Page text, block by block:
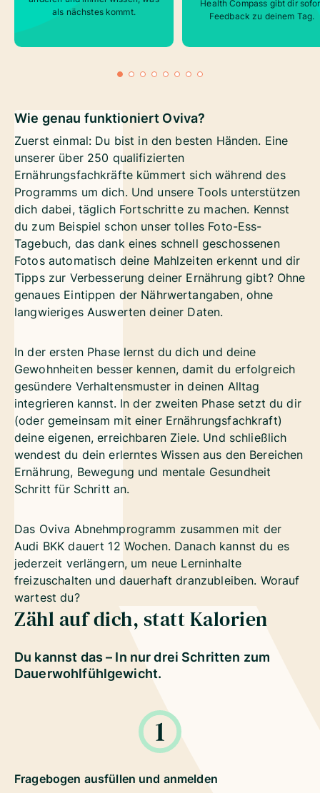
als nächstes kommt.
Health Compass gibt dir
Feedback zu deinem Tag.
Wie genau funktioniert Oviva?
Zuerst einmal: Du bist in den besten Händen. Eine
unserer über 250 qualifizierten
Ernährungsfachkräfte kümmert sich während des
Programms um dich. Und unsere Tools unterstützen
dich dabei, täglich Fortschritte zu machen. Kennst
du zum Beispiel schon unser tolles Foto-Ess-
Tagebuch, das dank eines schnell geschossenen
Fotos automatisch deine Mahlzeiten erkennt und dir
Tipps zur Verbesserung deiner Ernährung gibt? Ohne
genaues Eintippen der Nährwertangaben, ohne
langwieriges Auswerten deiner Daten.
In der ersten Phase lernst du dich und deine
Gewohnheiten besser kennen, damit du erfolgreich
gesündere Verhaltensmuster in deinen Alltag
integrieren kannst. In der zweiten Phase setzt du dir
(oder gemeinsam mit einer Ernährungsfachkraft)
deine eigenen, erreichbaren Ziele. Und schließlich
wendest du dein erlerntes Wissen aus den Bereichen
Ernährung, Bewegung und mentale Gesundheit
Schritt für Schritt an.
Das Oviva Abnehmprogramm zusammen mit der
Audi BKK dauert 12 Wochen. Danach kannst du es
jederzeit verlängern, um neue Lerninhalte
freizuschalten und dauerhaft dranzubleiben. Worauf
wartest du?
Zähl auf dich, statt Kalorien
Du kannst das – In nur drei Schritten zum
Dauerwohlfühlgewicht.
Fragebogen ausfüllen und anmelden